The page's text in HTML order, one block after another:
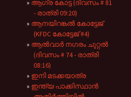
ആഗ്ര കോട്ട (ദിവസം # 81
- രാത്രി 09:20)
ആനയിറങ്കൽ കോട്ടേജ്
(KFDC കോട്ടേജ് #4)
ആൽവാർ നഗരം ചുറ്റൽ
(ദിവസം # 74 - രാത്രി
08:16)
ഇനി മടക്കയാത്ര
ഇന്ത്യ പാക്കിസ്ഥാൻ